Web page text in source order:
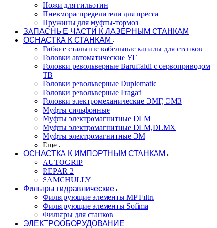
Ножи для гильотин
Пневмораспределители для пресса
Пружины для муфты-тормоз
ЗАПАСНЫЕ ЧАСТИ К ЛАЗЕРНЫМ СТАНКАМ
ОСНАСТКА К СТАНКАМ
Гибкие стальные кабельные каналы для станков
Головки автоматические УГ
Головки револьверные Baruffaldi с сервоприводом
ТВ
Головки револьверные Duplomatic
Головки револьверные Pragati
Головки электромеханические ЭМГ, ЭМЗ
Муфты сильфонные
Муфты электромагнитные DLM
Муфты электромагнитные DLM,DLMX
Муфты электромагнитные ЭМ
Еще
ОСНАСТКА К ИМПОРТНЫМ СТАНКАМ
AUTOGRIP
REPAR 2
SAMCHULLY
Фильтры гидравлические
Фильтрующие элементы MP Filtri
Фильтрующие элементы Sofima
Фильтры для станков
ЭЛЕКТРООБОРУДОВАНИЕ